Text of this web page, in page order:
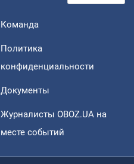
Команда
Политика
конфиденциальности
Документы
Журналисты OBOZ.UA на
месте событий